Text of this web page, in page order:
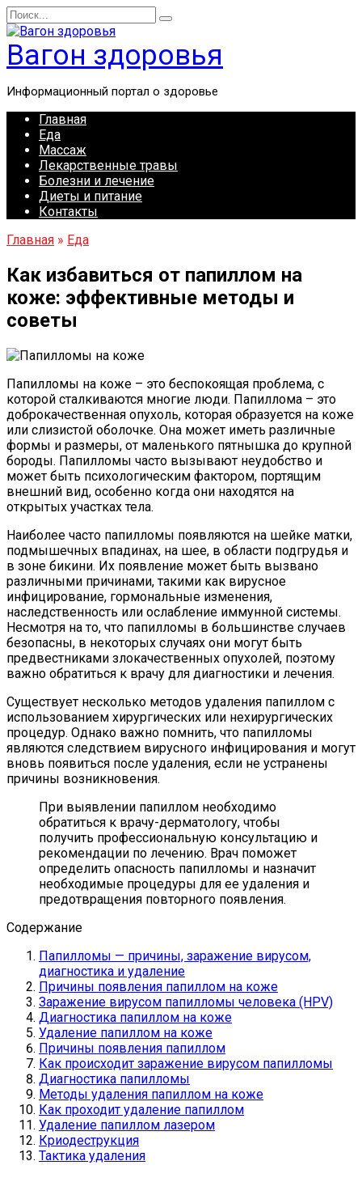
Перейти
к
содержанию
Search
for:
Вагон здоровья
Информационный портал о здоровье
Главная
Еда
Массаж
Лекарственные травы
Болезни и лечение
Диеты и питание
Контакты
Главная » Еда
Как избавиться от папиллом на
коже: эффективные методы и
советы
Папилломы на коже – это беспокоящая проблема, с
которой сталкиваются многие люди. Папиллома – это
доброкачественная опухоль, которая образуется на коже
или слизистой оболочке. Она может иметь различные
формы и размеры, от маленького пятнышка до крупной
бороды. Папилломы часто вызывают неудобство и
может быть психологическим фактором, портящим
внешний вид, особенно когда они находятся на
открытых участках тела.
Наиболее часто папилломы появляются на шейке матки,
подмышечных впадинах, на шее, в области подгрудья и
в зоне бикини. Их появление может быть вызвано
различными причинами, такими как вирусное
инфицирование, гормональные изменения,
наследственность или ослабление иммунной системы.
Несмотря на то, что папилломы в большинстве случаев
безопасны, в некоторых случаях они могут быть
предвестниками злокачественных опухолей, поэтому
важно обратиться к врачу для диагностики и лечения.
Существует несколько методов удаления папиллом с
использованием хирургических или нехирургических
процедур. Однако важно помнить, что папилломы
являются следствием вирусного инфицирования и могут
вновь появиться после удаления, если не устранены
причины возникновения.
При выявлении папиллом необходимо
обратиться к врачу-дерматологу, чтобы
получить профессиональную консультацию и
рекомендации по лечению. Врач поможет
определить опасность папилломы и назначит
необходимые процедуры для ее удаления и
предотвращения повторного появления.
Содержание
Папилломы — причины, заражение вирусом,
диагностика и удаление
Причины появления папиллом на коже
Заражение вирусом папилломы человека (HPV)
Диагностика папиллом на коже
Удаление папиллом на коже
Причины появления папиллом
Как происходит заражение вирусом папилломы
Диагностика папилломы
Методы удаления папиллом на коже
Как проходит удаление папиллом
Удаление папиллом лазером
Криодеструкция
Тактика удаления